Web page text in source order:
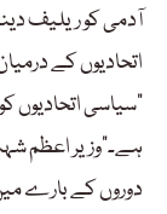
آدمی کو ریلیف
اتحادیوں کے
“سیاسی اتحادیوں
ہے۔”وزیر اعظم
دوروں کے بارے میں